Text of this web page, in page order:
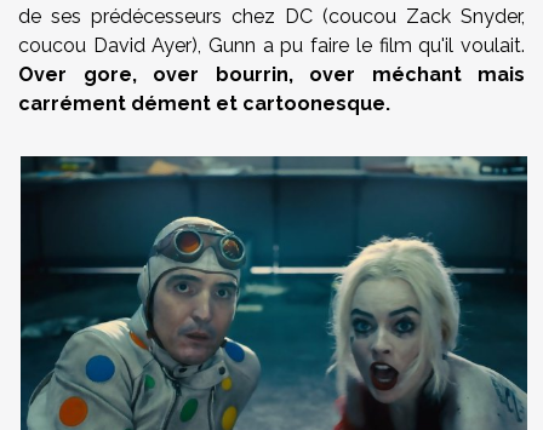
de ses prédécesseurs chez DC (coucou Zack Snyder,
coucou David Ayer), Gunn a pu faire le film qu'il voulait.
Over gore, over bourrin, over méchant mais
carrément dément et cartoonesque.